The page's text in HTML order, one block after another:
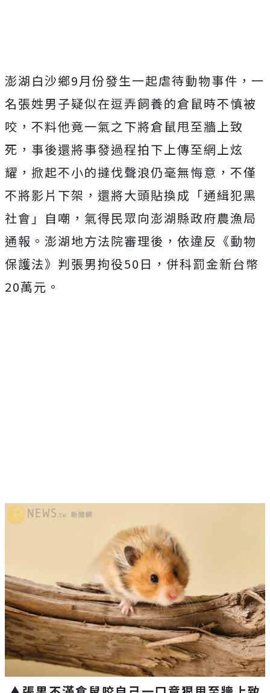
澎湖白沙鄉9月份發生一起虐待動物事件，一
名張姓男子疑似在逗弄飼養的倉鼠時不慎被
咬，不料他竟一氣之下將倉鼠甩至牆上致
死，事後還將事發過程拍下上傳至網上炫
耀，掀起不小的撻伐聲浪仍毫無悔意，不僅
不將影片下架，還將大頭貼換成「通緝犯黑
社會」自嘲，氣得民眾向澎湖縣政府農漁局
通報。 澎湖地方法院審理後，依違反《動物
保護法》判張男拘役50日，併科罰金新台幣
20萬元。